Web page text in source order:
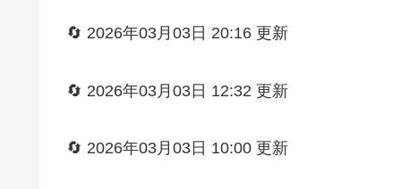
🔄 2026年03月03日 20:16 更新
🔄 2026年03月03日 12:32 更新
🔄 2026年03月03日 10:00 更新